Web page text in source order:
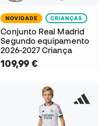
NOVIDADE CRIANÇAS
Conjunto Real Madrid
Segundo equipamento
2026-2027 Criança
109,99 €